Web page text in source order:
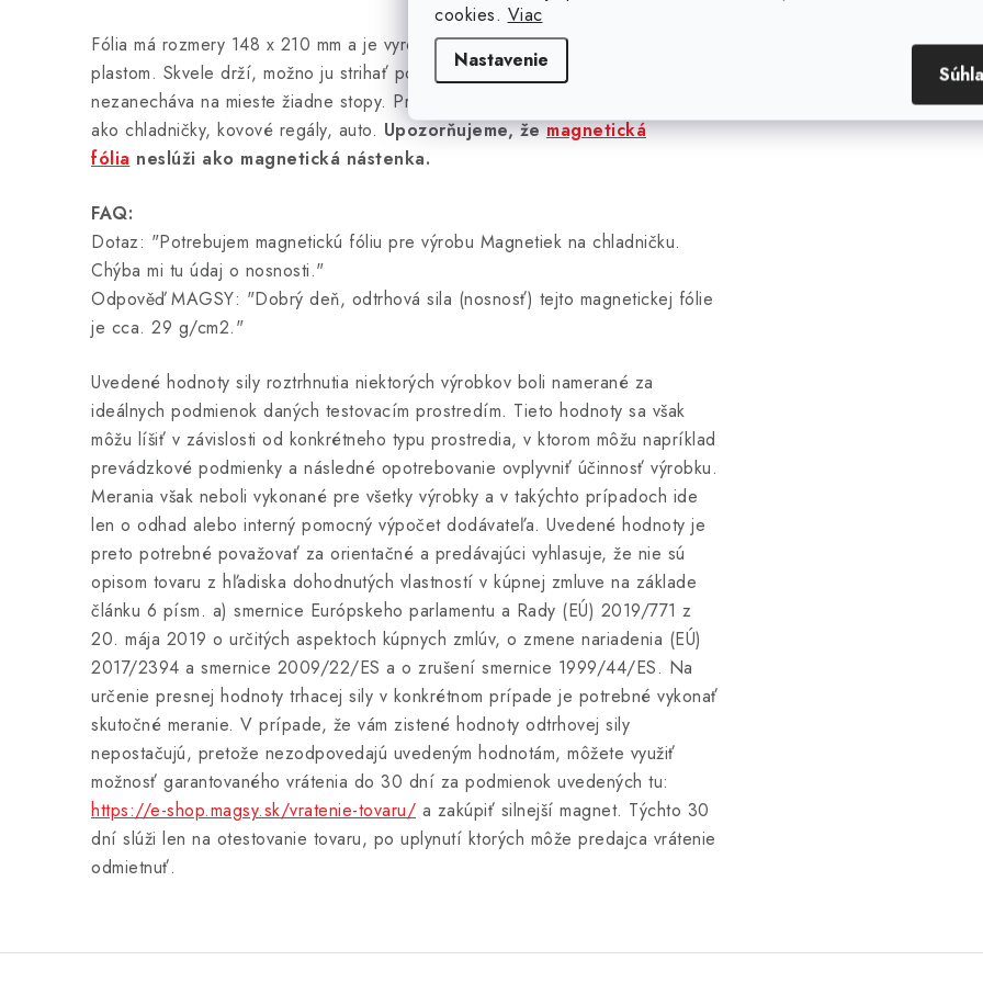
cookies. Viac
Nastavenie
Fólia má rozmery 148 x 210 mm a je vyrobená z feritového prášku spájaného
plastom. Skvele drží, možno ju strihať pomocou nožníc aj rezať. Po stiahnutí
nezanecháva na mieste žiadne stopy. Prichytáva sa len na kovové predmety,
ako chladničky, kovové regály, auto. Upozorňujeme, žemagnetická
fólia neslúži ako magnetická nástenka.
FAQ:
Dotaz: "Potrebujem magnetickú fóliu pre výrobu Magnetiek na chladničku.
Chýba mi tu údaj o nosnosti."
Odpověď MAGSY: "Dobrý deň, odtrhová sila (nosnosť) tejto magnetickej fólie
je cca. 29 g/cm2."
Uvedené hodnoty sily roztrhnutia niektorých výrobkov boli namerané za
ideálnych podmienok daných testovacím prostredím. Tieto hodnoty sa však
môžu líšiť v závislosti od konkrétneho typu prostredia, v ktorom môžu napríklad
prevádzkové podmienky a následné opotrebovanie ovplyvniť účinnosť výrobku.
Merania však neboli vykonané pre všetky výrobky a v takýchto prípadoch ide
len o odhad alebo interný pomocný výpočet dodávateľa. Uvedené hodnoty je
preto potrebné považovať za orientačné a predávajúci vyhlasuje, že nie sú
opisom tovaru z hľadiska dohodnutých vlastností v kúpnej zmluve na základe
článku 6 písm. a) smernice Európskeho parlamentu a Rady (EÚ) 2019/771 z
20. mája 2019 o určitých aspektoch kúpnych zmlúv, o zmene nariadenia (EÚ)
2017/2394 a smernice 2009/22/ES a o zrušení smernice 1999/44/ES. Na
určenie presnej hodnoty trhacej sily v konkrétnom prípade je potrebné vykonať
skutočné meranie. V prípade, že vám zistené hodnoty odtrhovej sily
nepostačujú, pretože nezodpovedajú uvedeným hodnotám, môžete využiť
možnosť garantovaného vrátenia do 30 dní za podmienok uvedených tu:
https://e-shop.magsy.sk/vratenie-tovaru/ a zakúpiť silnejší magnet. Týchto 30
dní slúži len na otestovanie tovaru, po uplynutí ktorých môže predajca vrátenie
odmietnuť.